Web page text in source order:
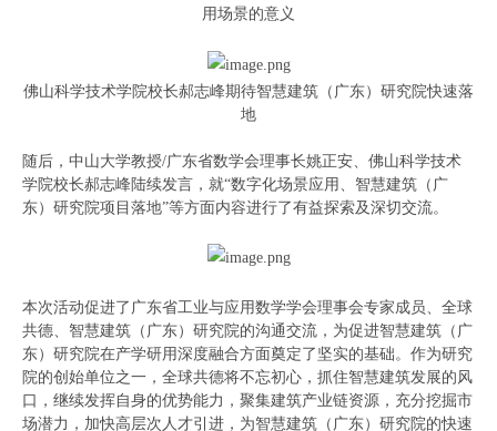
用场景的意义
佛山科学技术学院校长郝志峰期待智慧建筑（广东）研究院快速落
地
随后，中山大学教授/广东省数学会理事长姚正安、佛山科学技术
学院校长郝志峰陆续发言，就“数字化场景应用、智慧建筑（广
东）研究院项目落地”等方面内容进行了有益探索及深切交流。
本次活动促进了广东省工业与应用数学学会理事会专家成员、全球
共德、智慧建筑（广东）研究院的沟通交流，为促进智慧建筑（广
东）研究院在产学研用深度融合方面奠定了坚实的基础。作为研究
院的创始单位之一，全球共德将不忘初心，抓住智慧建筑发展的风
口，继续发挥自身的优势能力，聚集建筑产业链资源，充分挖掘市
场潜力，加快高层次人才引进，为智慧建筑（广东）研究院的快速